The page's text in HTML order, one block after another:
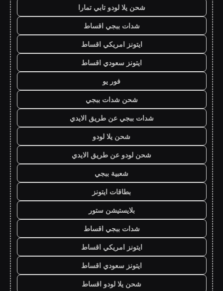
شحن يلا لودو تابي تمارا
شدات ببجي اقساط
ايتونز امريكي اقساط
ايتونز سعودي اقساط
فور يو
شحن شدات ببجي
شدات ببجي عن طريق الايدي
شحن يلا لودو
شحن لودو عن طريق الايدي
شعبية ببجي
بطاقات ايتونز
بلايستيشن ستور
شدات ببجي اقساط
ايتونز امريكي اقساط
ايتونز سعودي اقساط
شحن يلا لودو اقساط